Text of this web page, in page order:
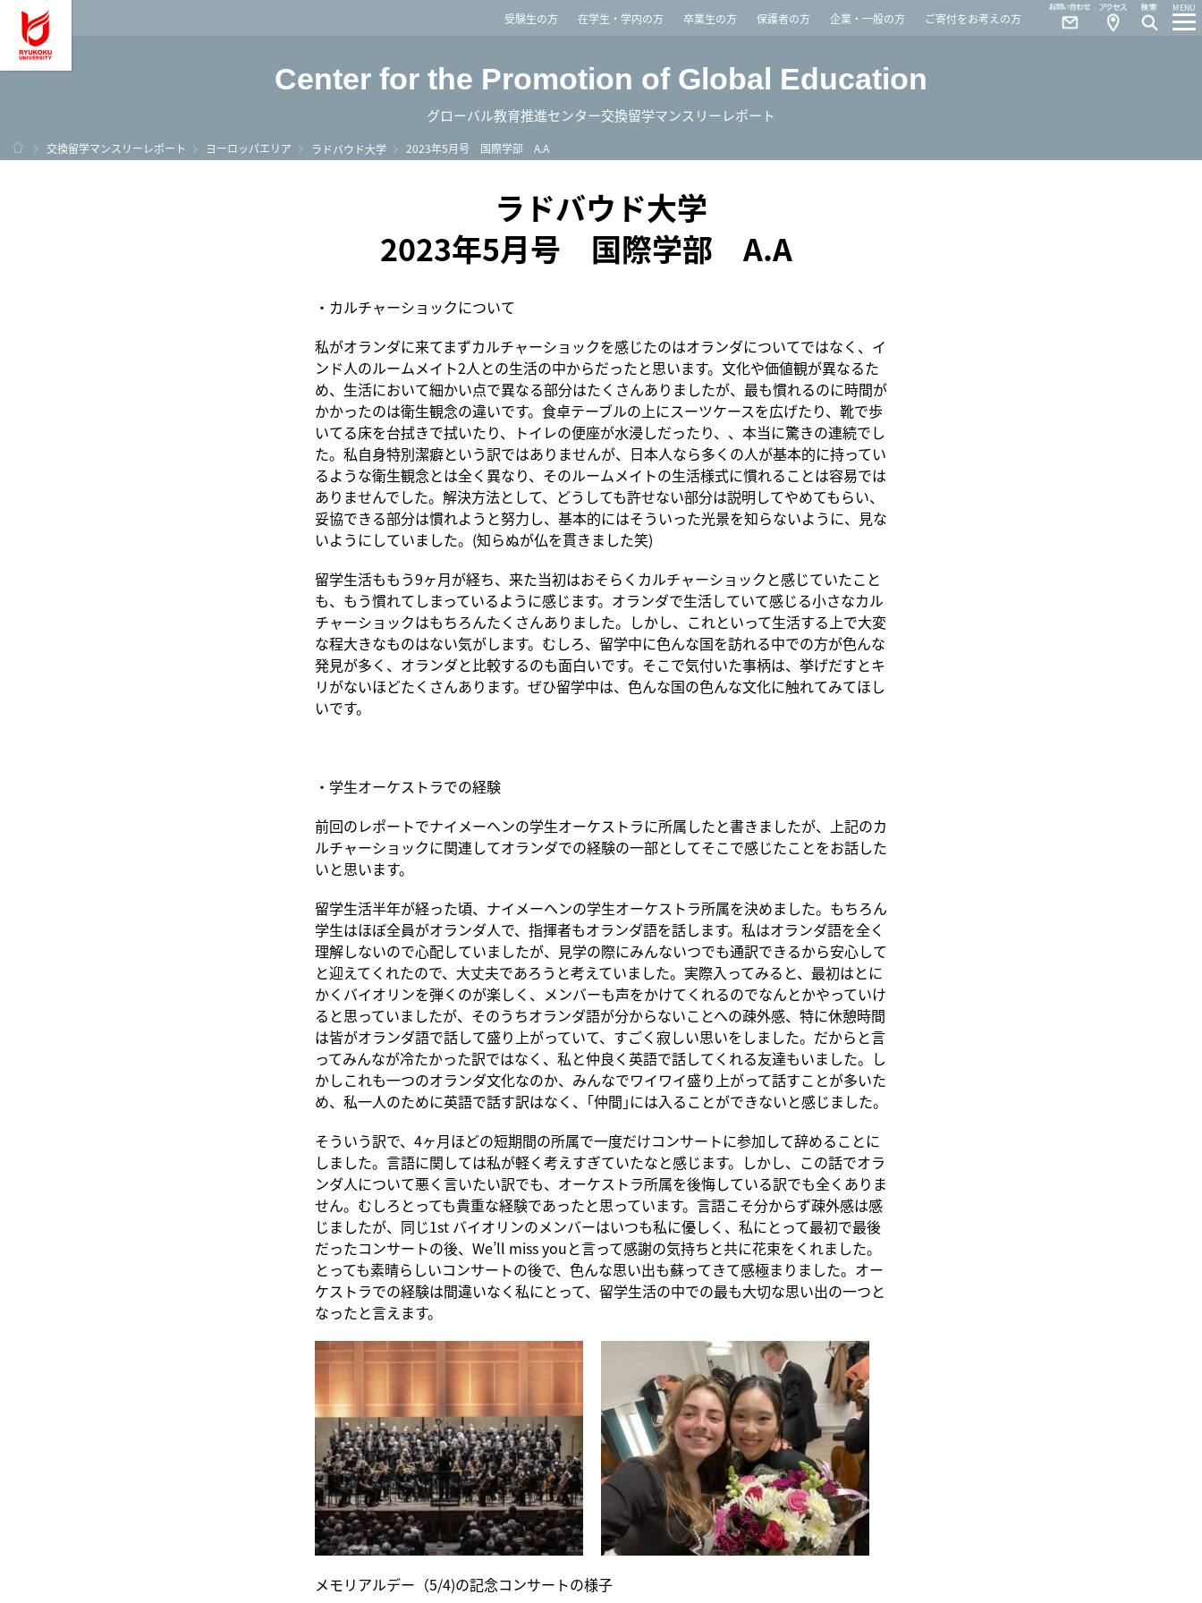
龍谷大学 You, Unlimited受験生の方 在学生・学内の方 卒業生の方 保護者の方 企業・一般の方 ご寄付をお考えの方
MENU
Access
Contact
Center for the Promotion of Global Education
グローバル教育推進センター交換留学マンスリーレポート
ホーム
交換留学マンスリーレポート ヨーロッパエリア ラドバウド大学 2023年5月号 国際学部 A.A
ラドバウド大学
2023年5月号 国際学部 A.A
・カルチャーショックについて
私がオランダに来てまずカルチャーショックを感じたのはオランダについてではなく、イ
ンド人のルームメイト2人との生活の中からだったと思います。文化や価値観が異なるた
め、生活において細かい点で異なる部分はたくさんありましたが、最も慣れるのに時間が
かかったのは衛生観念の違いです。食卓テーブルの上にスーツケースを広げたり、靴で歩
いてる床を台拭きで拭いたり、トイレの便座が水浸しだったり、、本当に驚きの連続でし
た。私自身特別潔癖という訳ではありませんが、日本人なら多くの人が基本的に持ってい
るような衛生観念とは全く異なり、そのルームメイトの生活様式に慣れることは容易では
ありませんでした。解決方法として、どうしても許せない部分は説明してやめてもらい、
妥協できる部分は慣れようと努力し、基本的にはそういった光景を知らないように、見な
いようにしていました。(知らぬが仏を貫きました笑)
留学生活ももう9ヶ月が経ち、来た当初はおそらくカルチャーショックと感じていたこと
も、もう慣れてしまっているように感じます。オランダで生活していて感じる小さなカル
チャーショックはもちろんたくさんありました。しかし、これといって生活する上で大変
な程大きなものはない気がします。むしろ、留学中に色んな国を訪れる中での方が色んな
発見が多く、オランダと比較するのも面白いです。そこで気付いた事柄は、挙げだすとキ
リがないほどたくさんあります。ぜひ留学中は、色んな国の色んな文化に触れてみてほし
いです。
・学生オーケストラでの経験
前回のレポートでナイメーヘンの学生オーケストラに所属したと書きましたが、上記のカ
ルチャーショックに関連してオランダでの経験の一部としてそこで感じたことをお話した
いと思います。
留学生活半年が経った頃、ナイメーヘンの学生オーケストラ所属を決めました。もちろん
学生はほぼ全員がオランダ人で、指揮者もオランダ語を話します。私はオランダ語を全く
理解しないので心配していましたが、見学の際にみんないつでも通訳できるから安心して
と迎えてくれたので、大丈夫であろうと考えていました。実際入ってみると、最初はとに
かくバイオリンを弾くのが楽しく、メンバーも声をかけてくれるのでなんとかやっていけ
ると思っていましたが、そのうちオランダ語が分からないことへの疎外感、特に休憩時間
は皆がオランダ語で話して盛り上がっていて、すごく寂しい思いをしました。だからと言
ってみんなが冷たかった訳ではなく、私と仲良く英語で話してくれる友達もいました。し
かしこれも一つのオランダ文化なのか、みんなでワイワイ盛り上がって話すことが多いた
め、私一人のために英語で話す訳はなく、｢仲間｣には入ることができないと感じました。
そういう訳で、4ヶ月ほどの短期間の所属で一度だけコンサートに参加して辞めることに
しました。言語に関しては私が軽く考えすぎていたなと感じます。しかし、この話でオラ
ンダ人について悪く言いたい訳でも、オーケストラ所属を後悔している訳でも全くありま
せん。むしろとっても貴重な経験であったと思っています。言語こそ分からず疎外感は感
じましたが、同じ1st バイオリンのメンバーはいつも私に優しく、私にとって最初で最後
だったコンサートの後、We’ll miss youと言って感謝の気持ちと共に花束をくれました。
とっても素晴らしいコンサートの後で、色んな思い出も蘇ってきて感極まりました。オー
ケストラでの経験は間違いなく私にとって、留学生活の中での最も大切な思い出の一つと
なったと言えます。
メモリアルデー（5/4)の記念コンサートの様子